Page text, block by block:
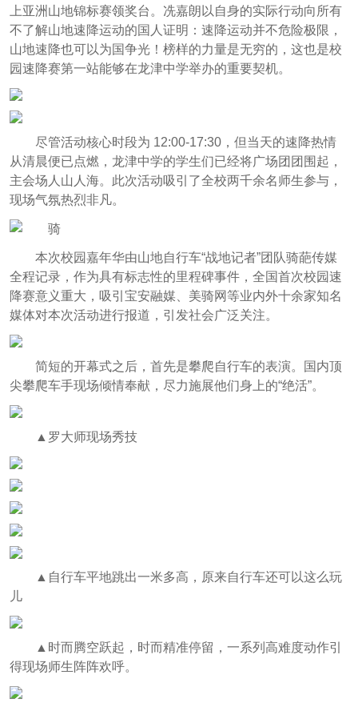
上亚洲山地锦标赛领奖台。冼嘉朗以自身的实际行动向所有
不了解山地速降运动的国人证明：速降运动并不危险极限，
山地速降也可以为国争光！榜样的力量是无穷的，这也是校
园速降赛第一站能够在龙津中学举办的重要契机。
尽管活动核心时段为 12:00-17:30，但当天的速降热情
从清晨便已点燃，龙津中学的学生们已经将广场团团围起，
主会场人山人海。此次活动吸引了全校两千余名师生参与，
现场气氛热烈非凡。
本次校园嘉年华由山地自行车“战地记者”团队骑葩传媒
全程记录，作为具有标志性的里程碑事件，全国首次校园速
降赛意义重大，吸引宝安融媒、美骑网等业内外十余家知名
媒体对本次活动进行报道，引发社会广泛关注。
简短的开幕式之后，首先是攀爬自行车的表演。国内顶
尖攀爬车手现场倾情奉献，尽力施展他们身上的“绝活”。
▲罗大师现场秀技
▲自行车平地跳出一米多高，原来自行车还可以这么玩
儿
▲时而腾空跃起，时而精准停留，一系列高难度动作引
得现场师生阵阵欢呼。